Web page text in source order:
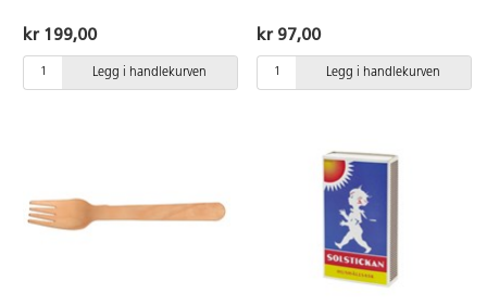
kr 199,00
Legg i handlekurven
kr 97,00
Legg i handlekurven